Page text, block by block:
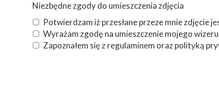
Niezbędne zgody do umieszczenia zdjęcia
Potwierdzam iż przesłane przeze mnie zdjęcie
Wyrażam zgodę na umieszczenie mojego
Zapoznałem się z regulaminem oraz polityką